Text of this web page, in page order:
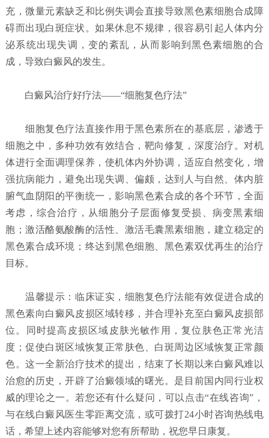
充，微量元素缺乏和比例失调会直接导致黑色素细胞合成障
碍而出现白斑症状。如果休息不规律，很容易引起人体内分
泌系统出现失调，变的紊乱，从而影响到黑色素细胞的合
成，导致白癜风的发生。
白癜风治疗好疗法——“细胞复色疗法”
细胞复色疗法直接作用于黑色素所在的基底层，渗透于
细胞之中，多种功效有效结合，靶向修复，深度治疗。对机
体进行全面调理保养，使机体内外协调，适应自然变化，增
强抗病能力，避免出现失调、偏颇，达到人与自然、体内脏
腑气血阴阳的平衡统一，影响黑色素合成的各个环节，全面
考虑，综合治疗，从细胞分子层面修复受损、病变黑素细
胞；激活酪氨酸酶的活性、激活毛囊黑素细胞，建立稳定的
黑色素合成环境；终达到黑色细胞、黑色素双优再生的治疗
目标。
温馨提示：临床证实，细胞复色疗法能有效促进合成的
黑色素向白癜风皮损区域转移，并合理补充至白癜风皮损部
位。同时提高皮损区域皮肤光敏作用，复位肤色正常光洁
度；促使白斑区域恢复正常肤色、白斑周边区域恢复正常颜
色。这一全新治疗技术的提出，结束了长期以来白癜风难以
治愈的历史，开辟了治癜领域的曙光。是目前国内同行业权
威的理论之一。若您还有什么疑问，可以点击“在线咨询”，
与在线白癜风医生零距离交流，或可拨打24小时咨询热线电
话，希望上述内容能够对您有所帮助，祝您早日康复。